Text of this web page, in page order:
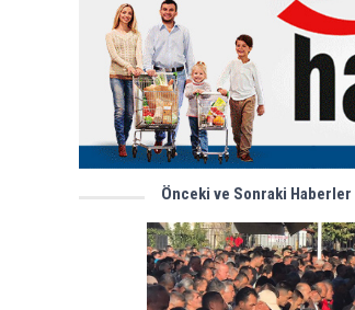
Önceki ve Sonraki Haberler